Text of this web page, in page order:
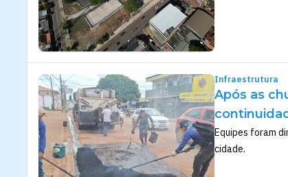
Infraestrutura
Após as
Equipes foram
cidade.